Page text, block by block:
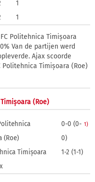
1
1
Politehnica Timișoara
Van de partijen werd
Ajax scoorde
Timișoara (Roe)
(Roe)
(Roe)
0-0 (0-
0)
1)
Timișoara
1-2 (1-1)